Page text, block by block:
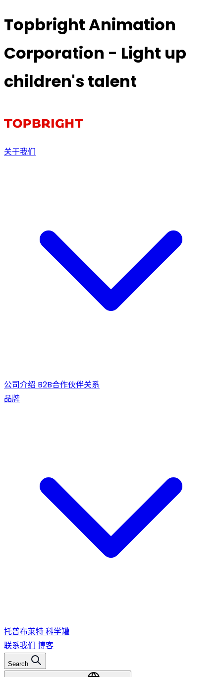
Topbright Animation
Corporation - Light up
children's talent
关于我们
公司介绍 B2B合作伙伴关系
品牌
托普布莱特科学罐
联系我们 博客
Search